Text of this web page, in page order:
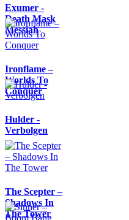
Exumer -
Death Mask
Messiah
Ironflame –
Worlds To
Conquer
Hulder -
Verbolgen
The Scepter –
Shadows In
The Tower